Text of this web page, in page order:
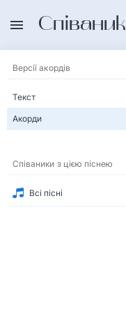
Співаник
Версії акордів
Текст
Акорди
Співаники з цією піснею
Всі пісні